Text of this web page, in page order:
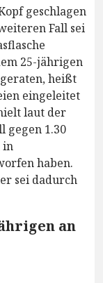
geschlagen
Fall sei
25-jährigen
heißt
eingeleitet
laut der
gegen 1.30
in
haben.
sei dadurch
an